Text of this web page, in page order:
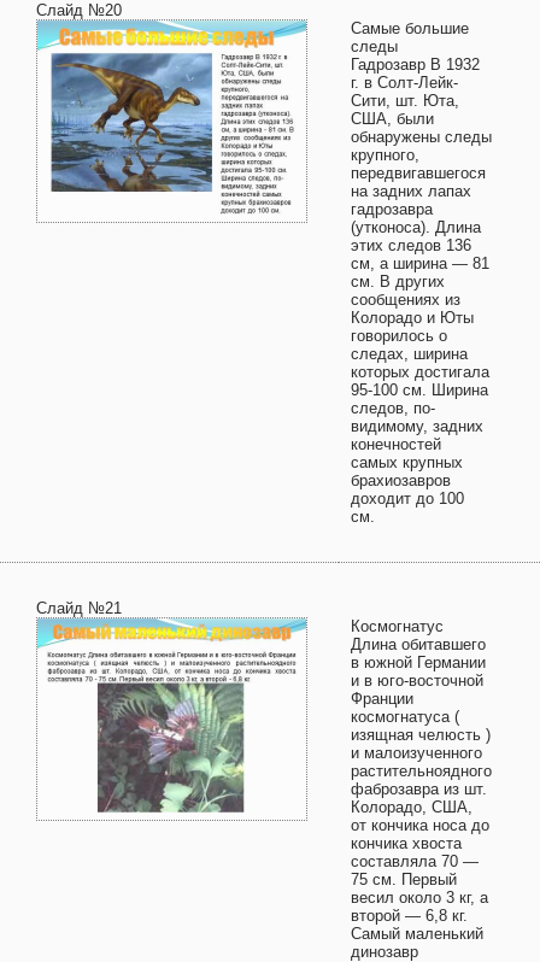
Слайд №20
Самые большие
следы
Гадрозавр В 1932
г. в Солт-Лейк-
Сити, шт. Юта,
США, были
обнаружены следы
крупного,
передвигавшегося
на задних лапах
гадрозавра
(утконоса). Длина
этих следов 136
см, а ширина — 81
см. В других
сообщениях из
Колорадо и Юты
говорилось о
следах, ширина
которых достигала
95-100 см. Ширина
следов, по-
видимому, задних
конечностей
самых крупных
брахиозавров
доходит до 100
см.
Слайд №21
Космогнатус
Длина обитавшего
в южной Германии
и в юго-восточной
Франции
космогнатуса (
изящная челюсть )
и малоизученного
растительноядного
фаброзавра из шт.
Колорадо, США,
от кончика носа до
кончика хвоста
составляла 70 —
75 см. Первый
весил около 3 кг, а
второй — 6,8 кг.
Самый маленький
динозавр